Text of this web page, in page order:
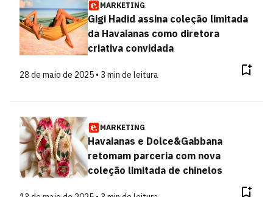
MARKETING
Gigi Hadid assina coleção limitada
da Havaianas como diretora
criativa convidada
28 de maio de 2025 • 3 min de leitura
MARKETING
Havaianas e Dolce&Gabbana
retomam parceria com nova
coleção limitada de chinelos